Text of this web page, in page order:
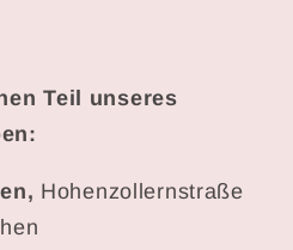
Teil unseres
Hohenzollernstraße